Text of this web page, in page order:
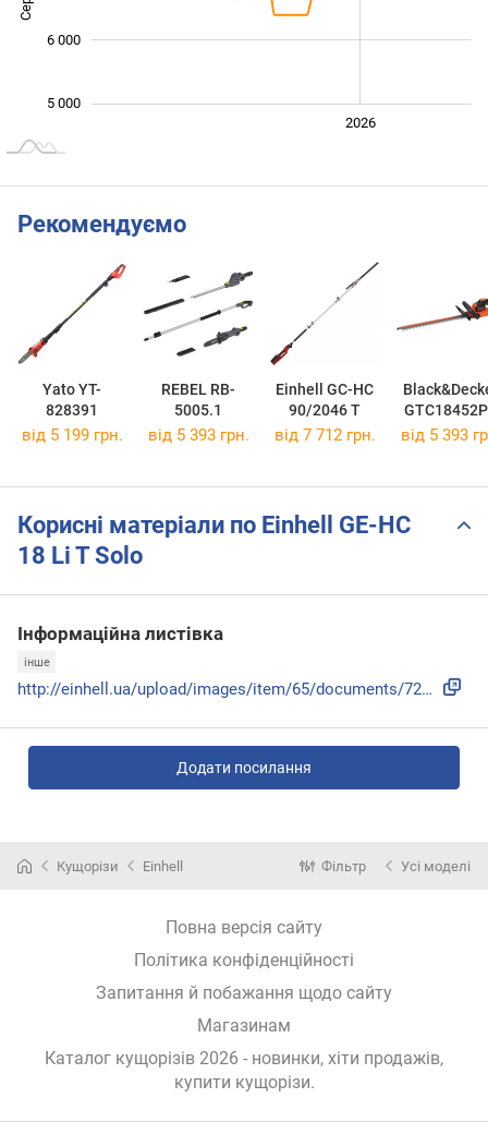
5 000
6 000
2026
Рекомендуємо
Yato YT-
828391
REBEL RB-
5005.1
Einhell GC-HC
90/2046 T
від 5 199 грн. від 5 393 грн. від 7 712 грн. від 5 393
Корисні матеріали по Einhell GE-HC
18 Li T Solo
Інформаційна листівка
інше
http://einhell.ua/upload/images/item/65/documents/72e66b385...
Додати посилання
Кущорізи Einhell Фільтр Усі моделі
Повна версія сайту
Політика конфіденційності
Запитання й побажання щодо сайту
Магазинам
Каталог кущорізів 2026 - новинки, хіти продажів,
купити кущорізи.